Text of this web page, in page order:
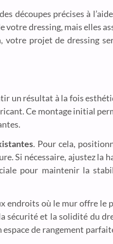
découpes précises à l’aide
votre dressing, mais elles
votre projet de dressing
un résultat à la fois
Ce montage initial
. Pour cela,
Si nécessaire, ajustez la
pour maintenir la
endroits où le mur offre le
sécurité et la solidité du
espace de rangement